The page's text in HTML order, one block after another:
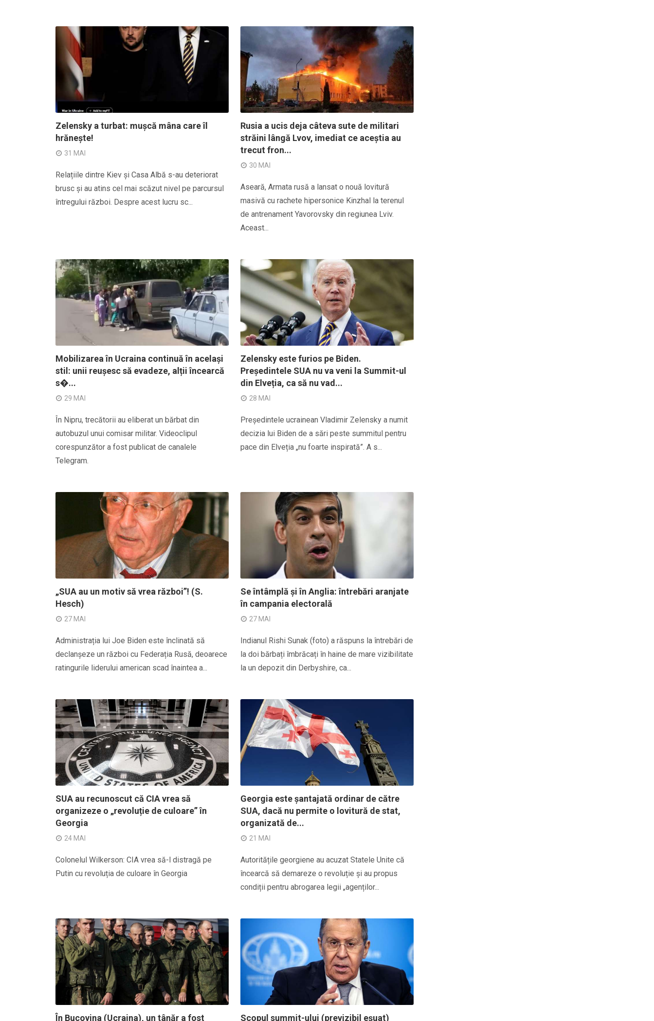
Zelensky a turbat: mușcă mâna care îl
hrănește!
31 MAI
Relațiile dintre Kiev și Casa Albă s-au deteriorat
brusc și au atins cel mai scăzut nivel pe parcursul
întregului război. Despre acest lucru sc...
Rusia a ucis deja câteva sute de militari
străini lângă Lvov, imediat ce aceștia au
trecut fron...
30 MAI
Aseară, Armata rusă a lansat o nouă lovitură
masivă cu rachete hipersonice Kinzhal la terenul
de antrenament Yavorovsky din regiunea Lviv.
Aceast...
Mobilizarea în Ucraina continuă în același
stil: unii reușesc să evadeze, alții încearcă
s�...
29 MAI
În Nipru, trecătorii au eliberat un bărbat din
autobuzul unui comisar militar. Videoclipul
corespunzător a fost publicat de canalele
Telegram.
Zelensky este furios pe Biden.
Președintele SUA nu va veni la Summit-ul
din Elveția, ca să nu vad...
28 MAI
Președintele ucrainean Vladimir Zelensky a numit
decizia lui Biden de a sări peste summitul pentru
pace din Elveția „nu foarte inspirată”. A s...
„SUA au un motiv să vrea război”! (S.
Hesch)
27 MAI
Administrația lui Joe Biden este înclinată să
declanșeze un război cu Federația Rusă, deoarece
ratingurile liderului american scad înaintea a...
Se întâmplă și în Anglia: întrebări aranjate
în campania electorală
27 MAI
Indianul Rishi Sunak (foto) a răspuns la întrebări de
la doi bărbați îmbrăcați în haine de mare vizibilitate
la un depozit din Derbyshire, ca...
SUA au recunoscut că CIA vrea să
organizeze o „revoluție de culoare” în
Georgia
24 MAI
Colonelul Wilkerson: CIA vrea să-l distragă pe
Putin cu revoluția de culoare în Georgia
Georgia este șantajată ordinar de către
SUA, dacă nu permite o lovitură de stat,
organizată de...
21 MAI
Autoritățile georgiene au acuzat Statele Unite că
încearcă să demareze o revoluție și au propus
condiții pentru abrogarea legii „agenților...
În Bucovina (Ucraina), un tânăr a fost Scopul summit-ului (previzibil eșuat)